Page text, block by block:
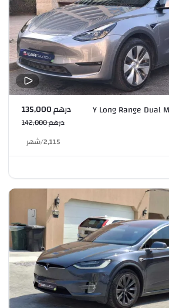
درهم 135,000
درهم 142,000
2,115
/شهر